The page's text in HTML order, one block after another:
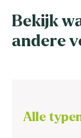
Bekijk
andere
Alle